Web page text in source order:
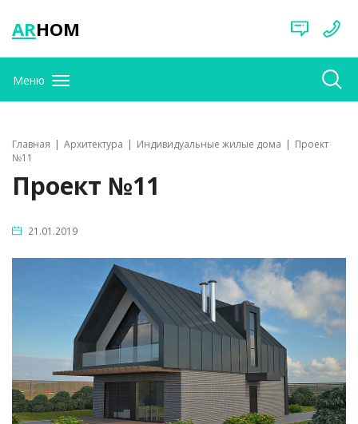
ARHOM
Меню
Главная Архитектура Индивидуальные жилые дома
Проект
№11
Проект №11
21.01.2019